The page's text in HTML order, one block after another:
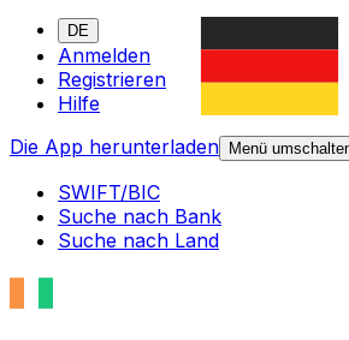
DE
Anmelden
Registrieren
Hilfe
Die App herunterladen
Menü
SWIFT/BIC
Suche nach Bank
Suche nach Land